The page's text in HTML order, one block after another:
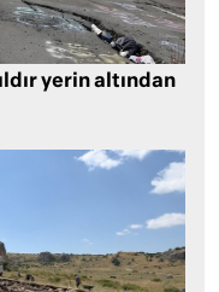
yerin altından